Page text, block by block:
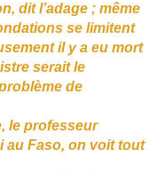
dit l’adage ; même
se limitent
il y a eu mort
serait le
de
le professeur
au Faso, on voit tout